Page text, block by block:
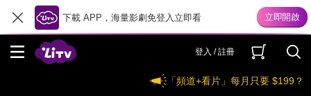
下載 APP，海量影劇免登入立即看
登入 / 註冊
「頻道+看片」每月只要 $199？